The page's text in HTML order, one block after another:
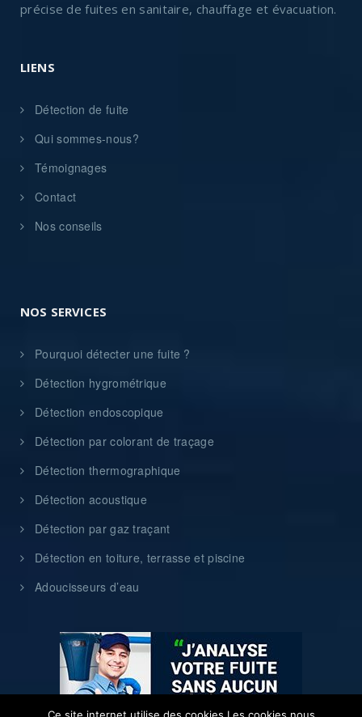
précise de fuites en sanitaire, chauffage et évacuation.
LIENS
Détection de fuite
Qui sommes-nous?
Témoignages
Contact
Nos conseils
NOS SERVICES
Pourquoi détecter une fuite ?
Détection hygrométrique
Détection endoscopique
Détection par colorant de traçage
Détection thermographique
Détection acoustique
Détection par gaz traçant
Détection en toiture, terrasse et piscine
Adoucisseurs d’eau